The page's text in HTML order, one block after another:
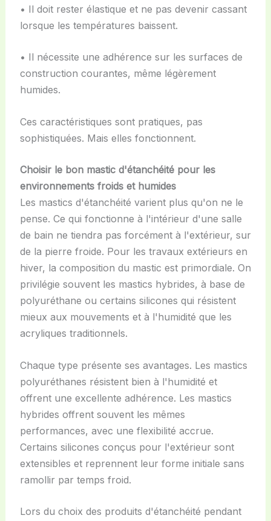
• Il doit rester élastique et ne pas devenir cassant
lorsque les températures baissent.
• Il nécessite une adhérence sur les surfaces de
construction courantes, même légèrement
humides.
Ces caractéristiques sont pratiques, pas
sophistiquées. Mais elles fonctionnent.
Choisir le bon mastic d'étanchéité pour les
environnements froids et humides
Les mastics d'étanchéité varient plus qu'on ne le
pense. Ce qui fonctionne à l'intérieur d'une salle
de bain ne tiendra pas forcément à l'extérieur, sur
de la pierre froide. Pour les travaux extérieurs en
hiver, la composition du mastic est primordiale. On
privilégie souvent les mastics hybrides, à base de
polyuréthane ou certains silicones qui résistent
mieux aux mouvements et à l'humidité que les
acryliques traditionnels.
Chaque type présente ses avantages. Les mastics
polyuréthanes résistent bien à l'humidité et
offrent une excellente adhérence. Les mastics
hybrides offrent souvent les mêmes
performances, avec une flexibilité accrue.
Certains silicones conçus pour l'extérieur sont
extensibles et reprennent leur forme initiale sans
ramollir par temps froid.
Lors du choix des produits d'étanchéité pendant